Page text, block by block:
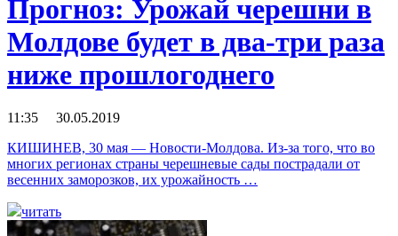
Прогноз: Урожай черешни в
Молдове будет в два-три раза
ниже прошлогоднего
11:35 30.05.2019
КИШИНЕВ, 30 мая — Новости-Молдова. Из-за того, что во
многих регионах страны черешневые сады пострадали от
весенних заморозков, их урожайность …
читать